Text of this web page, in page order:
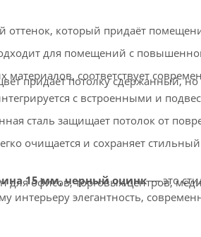
который придаёт
для помещений с
материалов, соответствует
с встроенными и
придаёт потолку сдержанный,
сталь защищает потолок от
очищается и сохраняет
для офисов, торговых центров,
15 мм, черный оцинк— это
интерьеру элегантность,